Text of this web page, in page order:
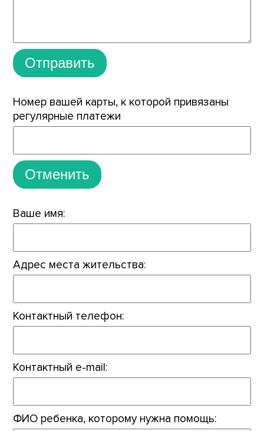
Отправить
Номер вашей карты, к которой привязаны
регулярные платежи
Отменить
Ваше имя:
Адрес места жительства:
Контактный телефон:
Контактный e-mail:
ФИО ребенка, которому нужна помощь: